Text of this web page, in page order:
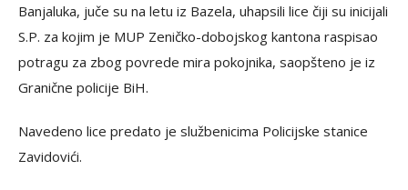
Banjaluka, juče su na letu iz Bazela, uhapsili lice čiji su inicijali
S.P. za kojim je MUP Zeničko-dobojskog kantona raspisao
potragu za zbog povrede mira pokojnika, saopšteno je iz
Granične policije BiH.
Navedeno lice predato je službenicima Policijske stanice
Zavidovići.